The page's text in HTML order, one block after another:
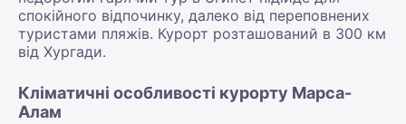
спокійного відпочинку, далеко від переповнених
туристами пляжів. Курорт розташований в 300 км
від Хургади.
Кліматичні особливості курорту Марса-
Алам